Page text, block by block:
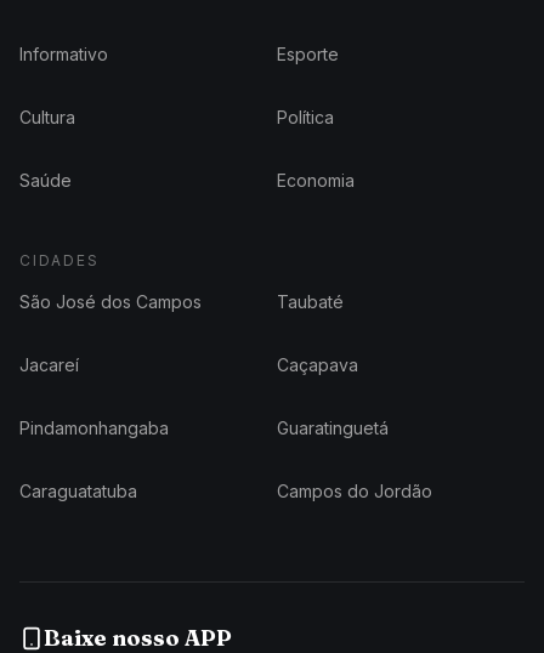
Informativo Esporte
Cultura Política
Saúde Economia
CIDADES
São José dos Campos Taubaté
Jacareí Caçapava
Pindamonhangaba Guaratinguetá
Caraguatatuba Campos do Jordão
Baixe nosso APP